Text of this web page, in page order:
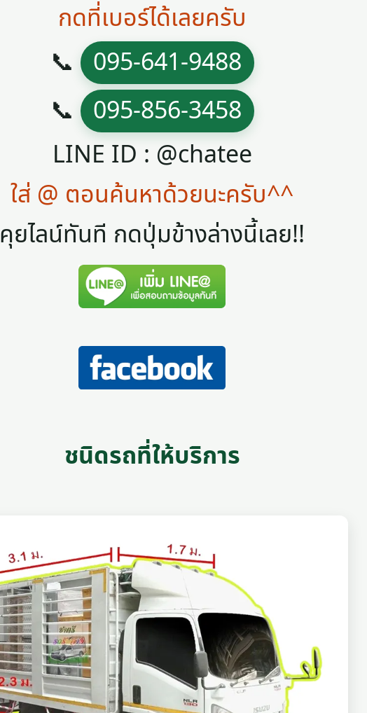
กดที่เบอร์ได้เลยครับ
📞
095-641-9488
📞
095-856-3458
LINE ID : @chatee
ใส่ @ ตอนค้นหาด้วยนะครับ^^
คุยไลน์ทันที กดปุ่มข้างล่างนี้เลย!!
ชนิดรถที่ให้บริการ